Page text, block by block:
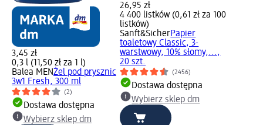
3,45 zł
0,3 l (11,50 zł za 1 l)
Balea MENŻel pod prysznic
3w1 Fresh, 300 ml
(2)
Dostawa dostępna
Wybierz sklep dm
26,95 zł
4 400 listków (0,61 zł za 100
listków)
Sanft&SicherPapier
toaletowy Classic, 3-
warstwowy, 10% słomy,...,
20 szt.
(2456)
Dostawa dostępna
Wybierz sklep dm